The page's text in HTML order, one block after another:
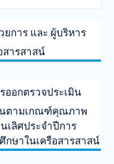
การ และ ผู้บริหาร
สารสาสน์
ออกตรวจประเมิน
นตามเกณฑ์คุณภาพ
เลิศประจำปีการ
กษาในเครือสารสาสน์